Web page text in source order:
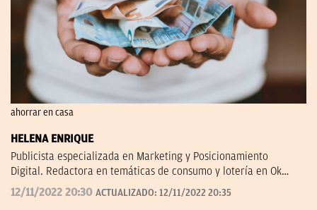
ahorrar en casa
HELENA ENRIQUE
Publicista especializada en Marketing y Posicionamiento
Digital. Redactora en temáticas de consumo y lotería en Ok
Diario.
12/11/2022 20:30 ACTUALIZADO: 12/11/2022 20:35